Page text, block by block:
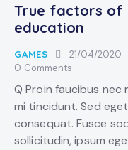
True factors of
education
GAMES 21/04/2020
0 Comments
Q Proin faucibus nec
mi tincidunt. Sed
consequat. Fusce
sollicitudin, ipsum